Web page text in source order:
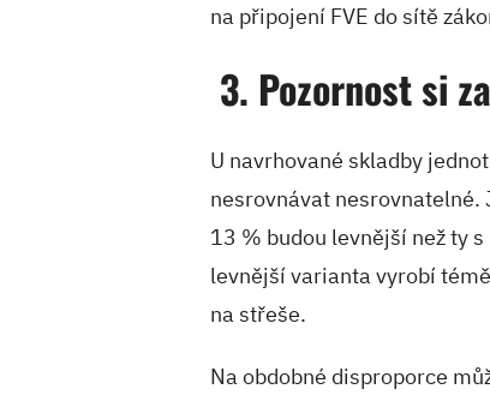
na připojení FVE do sítě
3. Pozornost si
U navrhované skladby
nesrovnávat nesrovnatelné.
13 % budou levnější než ty
levnější varianta vyrobí
na střeše.
Na obdobné disproporce